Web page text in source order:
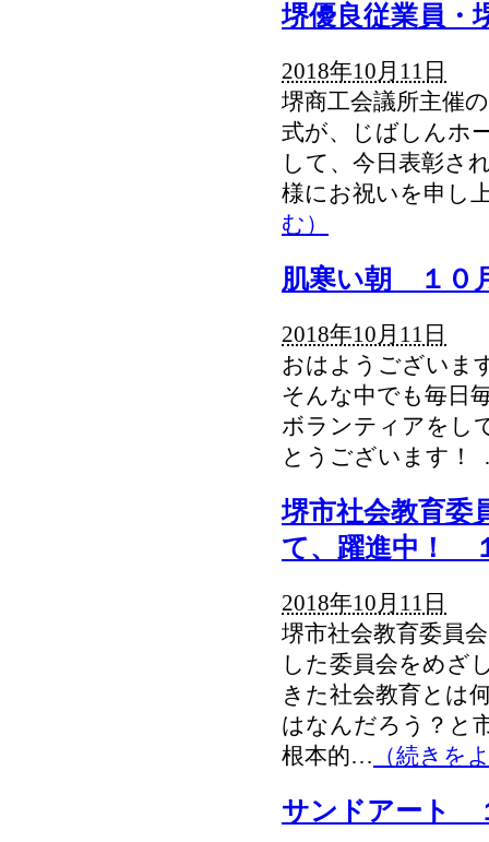
堺優良従業員・
2018年10月11日
堺商工会議所主催
式が、じばしんホ
して、今日表彰さ
様にお祝いを申し
む）
肌寒い朝 １０
2018年10月11日
おはようございま
そんな中でも毎日
ボランティアをし
とうございます
堺市社会教育委
て、躍進中！
2018年10月11日
堺市社会教育委員
した委員会をめざ
きた社会教育とは
はなんだろう？と
根本的… （続きを
サンドアート